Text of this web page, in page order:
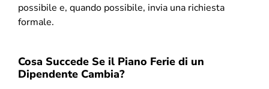
possibile e, quando possibile, invia una richiesta
formale.
Cosa Succede Se il Piano Ferie di un
Dipendente Cambia?